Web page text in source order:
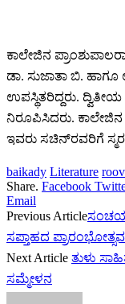
ಕಾಲೇಜಿನ
ಡಾ. ಸುಜಾತಾ ಬಿ.
ಉಪಸ್ಥಿತರಿದ್ದರು.
ನಿರೂಪಿಸಿದರು. ಕಾಲೇಜಿನ
ಇವರು ಸಚಿನ್‌ರವರಿಗೆ
baikady Literature
Share. Facebook
Email
Previous Article
ಸಪ್ತಾಹದ ಪ್ರಾರಂಭೋತ್ಸವ
Next Article ತುಳು
ಸಮ್ಮೇಳನ